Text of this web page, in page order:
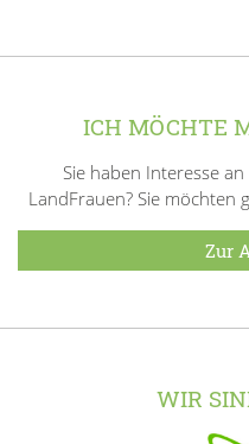
ICH MÖCHTE
Sie haben Interesse
LandFrauen? Sie möchten
Zur
WIR